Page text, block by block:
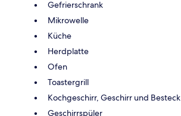
Gefrierschrank
Mikrowelle
Küche
Herdplatte
Ofen
Toastergrill
Kochgeschirr, Geschirr und Besteck
Geschirrspüler